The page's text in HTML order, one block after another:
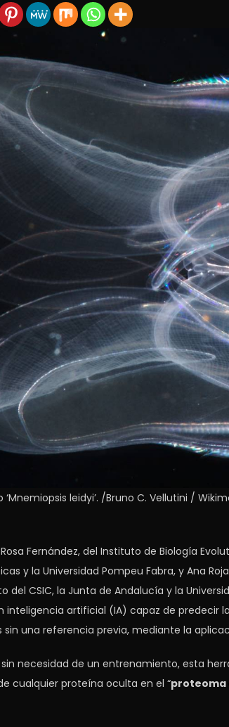
leidyi’. /Bruno C. Vellutini /
Fernández, del Instituto de Biología
y la Universidad Pompeu Fabra, y Ana
del CSIC, la Junta de Andalucía y la
inteligencia artificial (IA) capaz de predecir
una referencia previa, mediante la
necesidad de un entrenamiento, esta
cualquier proteína oculta en el “proteoma